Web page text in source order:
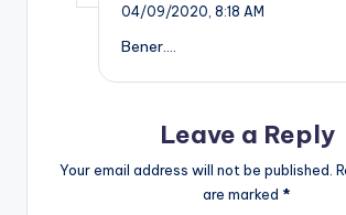
04/09/2020, 8:18 AM
Bener….
Leave a Reply
Your email address will not be published.
are marked *